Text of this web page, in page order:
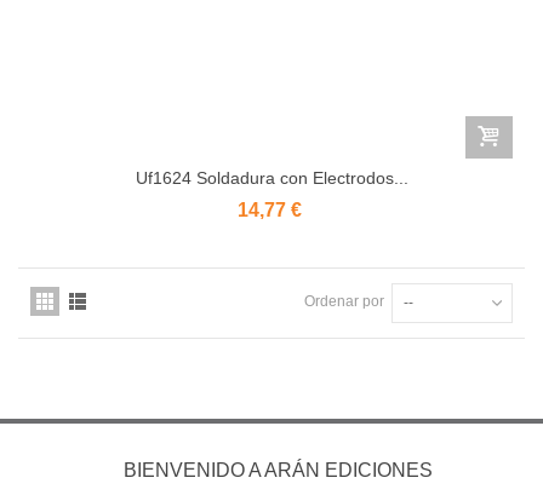
Uf1624 Soldadura con Electrodos...
14,77 €
Ordenar por --
BIENVENIDO A ARÁN EDICIONES